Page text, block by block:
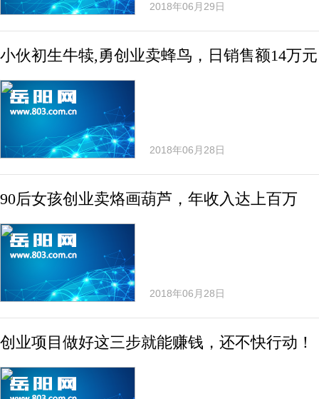
2018年06月29日
小伙初生牛犊,勇创业卖蜂鸟，日销售额14万元
2018年06月28日
90后女孩创业卖烙画葫芦，年收入达上百万
2018年06月28日
创业项目做好这三步就能赚钱，还不快行动！